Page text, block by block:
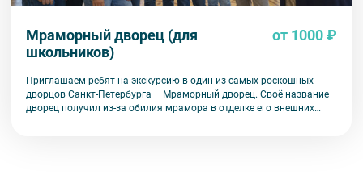
Мраморный дворец (для
школьников)
от 1000 ₽
Приглашаем ребят на экскурсию в один из самых роскошных
дворцов Санкт-Петербурга – Мраморный дворец. Своё название
дворец получил из-за обилия мрамора в отделке его внешних